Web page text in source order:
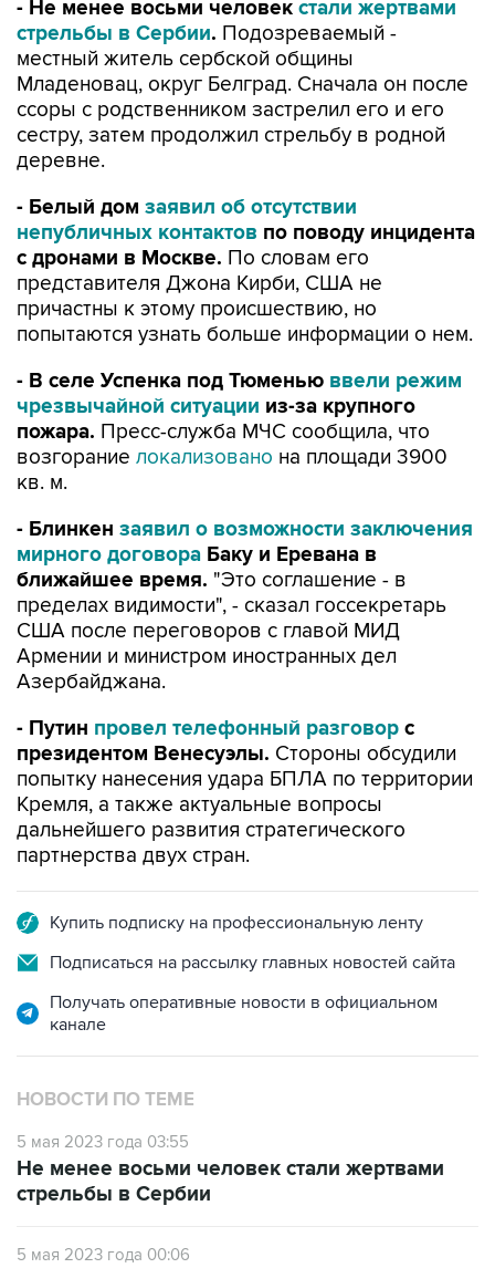
- Не менее восьми человек стали жертвами
стрельбы в Сербии. Подозреваемый -
местный житель сербской общины
Младеновац, округ Белград. Сначала он после
ссоры с родственником застрелил его и его
сестру, затем продолжил стрельбу в родной
деревне.
- Белый дом заявил об отсутствии
непубличных контактов по поводу инцидента
с дронами в Москве. По словам его
представителя Джона Кирби, США не
причастны к этому происшествию, но
попытаются узнать больше информации о нем.
- В селе Успенка под Тюменью ввели режим
чрезвычайной ситуации из-за крупного
пожара. Пресс-служба МЧС сообщила, что
возгорание локализовано на площади 3900
кв. м.
- Блинкен заявил о возможности заключения
мирного договора Баку и Еревана в
ближайшее время. "Это соглашение - в
пределах видимости", - сказал госсекретарь
США после переговоров c главой МИД
Армении и министром иностранных дел
Азербайджана.
- Путин провел телефонный разговор с
президентом Венесуэлы. Стороны обсудили
попытку нанесения удара БПЛА по территории
Кремля, а также актуальные вопросы
дальнейшего развития стратегического
партнерства двух стран.
Купить подписку на профессиональную ленту
Подписаться на рассылку главных новостей сайта
Получать оперативные новости в официальном
канале
НОВОСТИ ПО ТЕМЕ
5 мая 2023 года 03:55
Не менее восьми человек стали жертвами
стрельбы в Сербии
5 мая 2023 года 00:06